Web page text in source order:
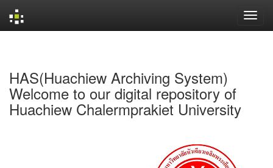
HAS(Huachiew Archiving System)
Welcome to our digital repository of
Huachiew Chalermprakiet University